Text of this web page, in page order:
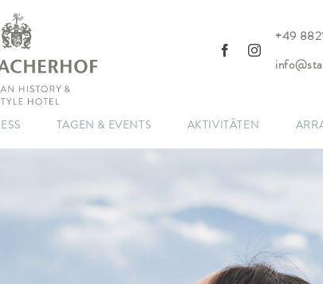
+49
TAGEN & EVENTS AKTIVITÄTEN